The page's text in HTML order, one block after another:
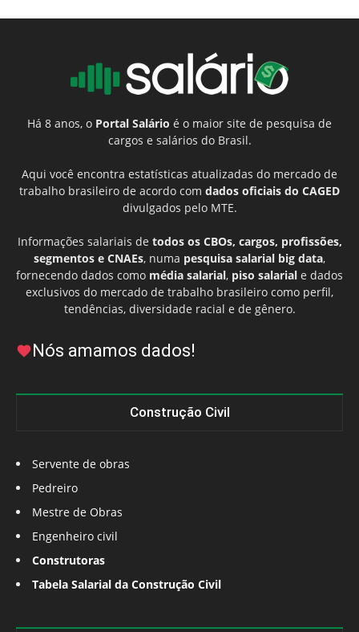
Há 8 anos, o Portal Salário é o maior site de pesquisa de
cargos e salários do Brasil.
Aqui você encontra estatísticas atualizadas do mercado de
trabalho brasileiro de acordo com dados oficiais do CAGED
divulgados pelo MTE.
Informações salariais de todos os CBOs, cargos, profissões,
segmentos e CNAEs, numa pesquisa salarial big data,
fornecendo dados como média salarial, piso salarial e dados
exclusivos do mercado de trabalho brasileiro como perfil,
tendências, diversidade racial e de gênero.
Nós amamos dados!
Construção Civil
Servente de obras
Pedreiro
Mestre de Obras
Engenheiro civil
Construtoras
Tabela Salarial da Construção Civil